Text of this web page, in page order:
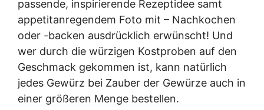
passende, inspirierende Rezeptidee samt
appetitanregendem Foto mit – Nachkochen
oder -backen ausdrücklich erwünscht! Und
wer durch die würzigen Kostproben auf den
Geschmack gekommen ist, kann natürlich
jedes Gewürz bei Zauber der Gewürze auch in
einer größeren Menge bestellen.